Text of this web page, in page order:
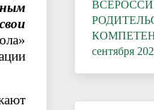
сентября